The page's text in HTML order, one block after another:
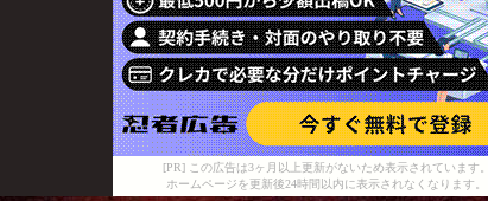
[PR] この広告は3ヶ月以上更新がないため表示されています。
ホームページを更新後24時間以内に表示されなくなります。